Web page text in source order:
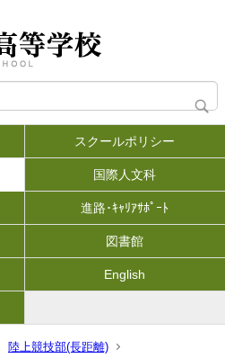
スクールポリシー
国際人文科
進路･ｷｬﾘｱｻﾎﾟｰﾄ
図書館
English
陸上競技部(長距離)